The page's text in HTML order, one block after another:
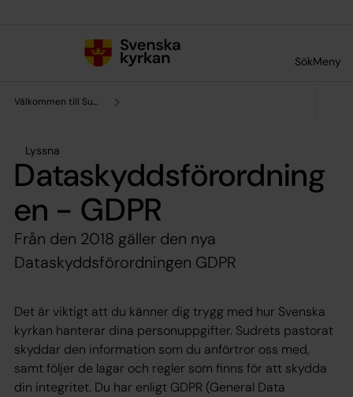
SökMeny
Välkommen till Sudrets pastorat
Lyssna
Dataskyddsförordning
en - GDPR
Från den 2018 gäller den nya
Dataskyddsförordningen GDPR
Det är viktigt att du känner dig trygg med hur Svenska
kyrkan hanterar dina personuppgifter. Sudrets pastorat
skyddar den information som du anförtror oss med,
samt följer de lagar och regler som finns för att skydda
din integritet. Du har enligt GDPR (General Data